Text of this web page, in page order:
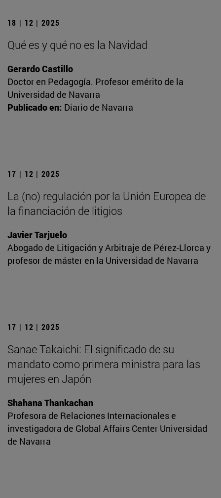
18 | 12 | 2025
Qué es y qué no es la Navidad
Gerardo Castillo
Doctor en Pedagogía. Profesor emérito de la
Universidad de Navarra
Publicado en: Diario de Navarra
17 | 12 | 2025
La (no) regulación por la Unión Europea de
la financiación de litigios
Javier Tarjuelo
Abogado de Litigación y Arbitraje de Pérez-Llorca y
profesor de máster en la Universidad de Navarra
17 | 12 | 2025
Sanae Takaichi: El significado de su
mandato como primera ministra para las
mujeres en Japón
Shahana Thankachan
Profesora de Relaciones Internacionales e
investigadora de Global Affairs Center Universidad
de Navarra